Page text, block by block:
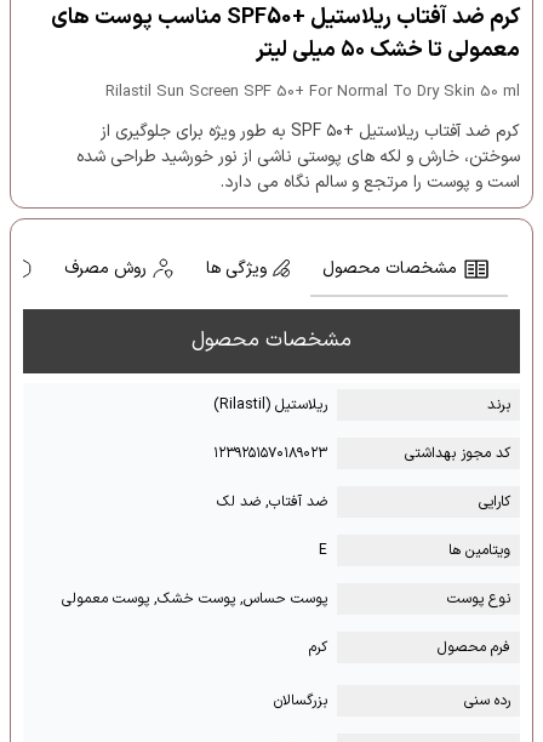
کرم ضد آفتاب ریلاستیل +SPF50 مناسب پوست های
معمولی تا خشک ۵۰ میلی لیتر
Rilastil Sun Screen SPF 50+ For Normal To Dry Skin 50 ml
کرم ضد آفتاب ریلاستیل +SPF ۵۰ به طور ویژه برای جلوگیری از
سوختن، خارش و لکه های پوستی ناشی از نور خورشید طراحی شده
است و پوست را مرتجع و سالم نگاه می دارد.
مشخصات محصول ویژگی ها روش مصرف
مشخصات محصول
برند ریلاستیل (Rilastil)
کد مجوز بهداشتی ۱۲۳۹۲۵۱۵۷۰۱۸۹۰۲۳
کارایی ضد آفتاب, ضد لک
ویتامین ها E
نوع پوست پوست حساس, پوست خشک, پوست معمولی
فرم محصول کرم
رده سنی بزرگسالان